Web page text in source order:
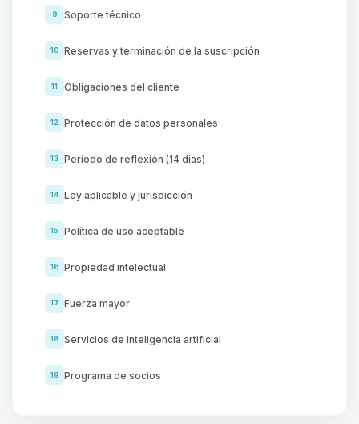
9 Soporte técnico
10 Reservas y terminación de la suscripción
11 Obligaciones del cliente
12 Protección de datos personales
13 Período de reflexión (14 días)
14 Ley aplicable y jurisdicción
15 Política de uso aceptable
16 Propiedad intelectual
17 Fuerza mayor
18 Servicios de inteligencia artificial
19 Programa de socios